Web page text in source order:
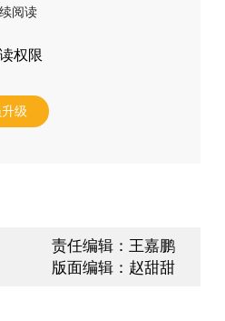
阅读
权限
级
责任编辑：王嘉鹏
版面编辑：赵甜甜